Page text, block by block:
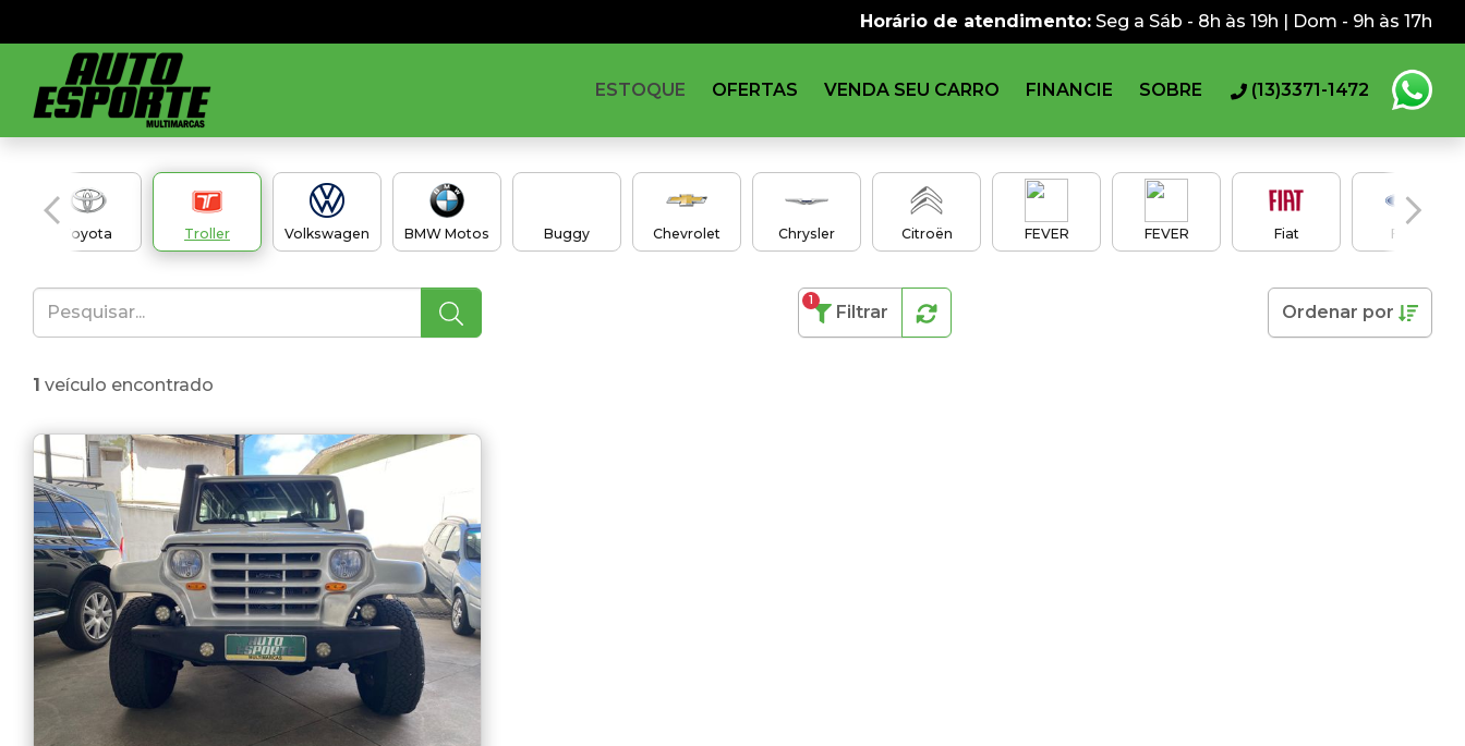
Horário de atendimento: Seg a Sáb - 8h às 19h | Dom - 9h às 17h
ESTOQUE OFERTAS VENDA SEU CARRO FINANCIE SOBRE (13)3371-1472
Toyota Troller Volkswagen BMW Motos Buggy Chevrolet Chrysler Citroën FEVER FEVER Fiat Ford
Filtrar
1
Ordenar por
1 veículo encontrado